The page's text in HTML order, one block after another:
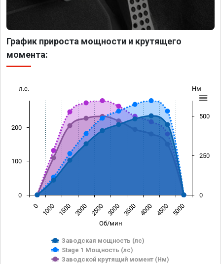
График прироста мощности и крутящего
момента:
Об/мин
л.с. Нм
Заводская мощность (лс)
Stage 1 Мощность (лс)
Заводской крутящий момент (Нм)
0 1000 1500 2000 2500 3000 3500 4000 4500 5000
0
100
200
0
250
500